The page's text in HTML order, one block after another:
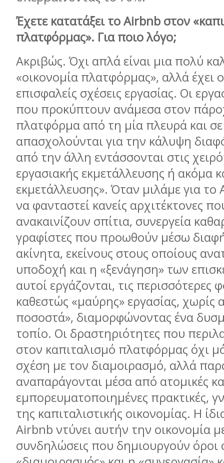
Έχετε κατατάξει τοAirbnb στον
πλατφόρμας». Για ποιο λόγο;
Ακριβώς. Όχι απλά είναι μια πολύ
«οικονομία πλατφόρμας», αλλά έχει
επισφαλείς σχέσεις εργασίας. Οι
που προκύπτουν ανάμεσα στον
πλατφόρμα από τη μία πλευρά και
απασχολούνται για την κάλυψη
από την άλλη εντάσσονται στις
εργασιακής εκμετάλλευσης ή ακόμα
εκμετάλλευσης». Όταν μιλάμε για
να φανταστεί κανείς αρχιτέκτονες
ανακαινίζουν σπίτια, συνεργεία
γραφίστες που προωθούν μέσω
ακίνητα, εκείνους στους οποίους
υποδοχή και η «ξενάγηση» των
αυτοί εργάζονται, τις περισσότερες
καθεστώς «μαύρης» εργασίας, χωρίς
ποσοστά», διαμορφώνοντας ένα
τοπίο. Οι δραστηριότητες που
στον καπιταλισμό πλατφόρμας όχι
σχέση με τον διαμοιρασμό, αλλά
αναπαράγονται μέσα από ατομικές
εμπορευματοποιημένες πρακτικές,
της καπιταλιστικής οικονομίας. Η
Airbnb ντύνει αυτήν την οικονομία
συνδηλώσεις που δημιουργούν